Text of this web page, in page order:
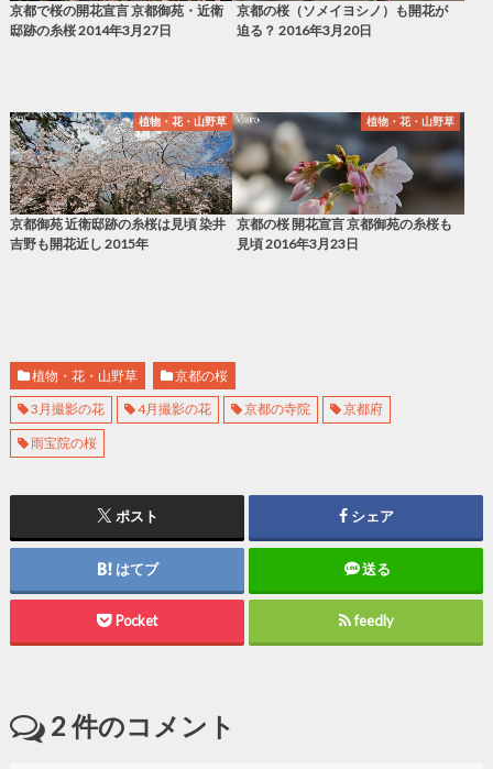
京都で桜の開花宣言 京都御苑・近衛
邸跡の糸桜 2014年3月27日
京都の桜（ソメイヨシノ）も開花が
迫る？ 2016年3月20日
植物・花・山野草
京都御苑 近衛邸跡の糸桜は見頃 染井
吉野も開花近し 2015年
植物・花・山野草
京都の桜 開花宣言 京都御苑の糸桜も
見頃 2016年3月23日
植物・花・山野草 京都の桜
3月撮影の花 4月撮影の花 京都の寺院 京都府
雨宝院の桜
ポスト シェア
はてブ 送る
Pocket feedly
2件のコメント